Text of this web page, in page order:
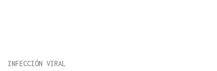
INFECCIÓN VIRAL